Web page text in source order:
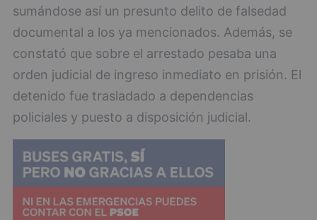
sumándose así un presunto delito de falsedad
documental a los ya mencionados. Además, se
constató que sobre el arrestado pesaba una
orden judicial de ingreso inmediato en prisión. El
detenido fue trasladado a dependencias
policiales y puesto a disposición judicial.